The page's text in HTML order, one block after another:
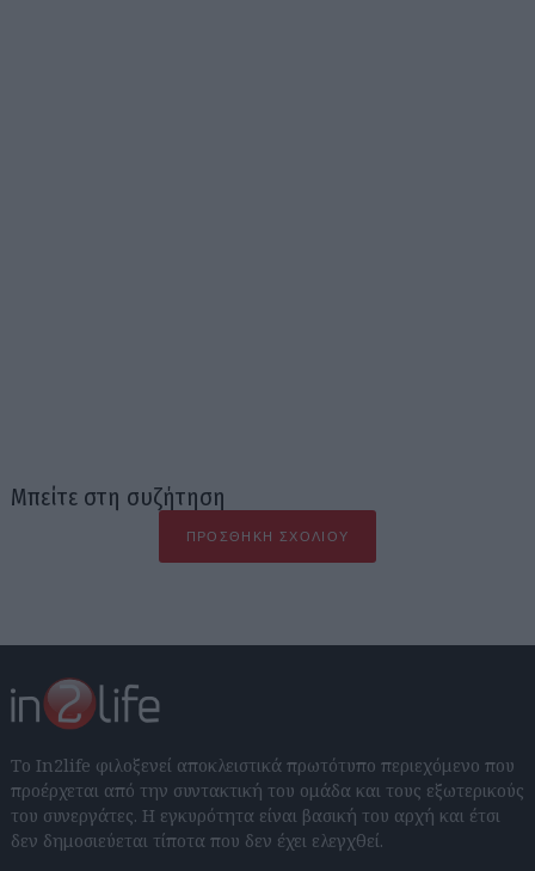
Μπείτε στη συζήτηση
ΠΡΟΣΘΉΚΗ ΣΧΟΛΊΟΥ
Το In2life φιλοξενεί αποκλειστικά πρωτότυπο περιεχόμενο που
προέρχεται από την συντακτική του ομάδα και τους εξωτερικούς
του συνεργάτες. Η εγκυρότητα είναι βασική του αρχή και έτσι
δεν δημοσιεύεται τίποτα που δεν έχει ελεγχθεί.